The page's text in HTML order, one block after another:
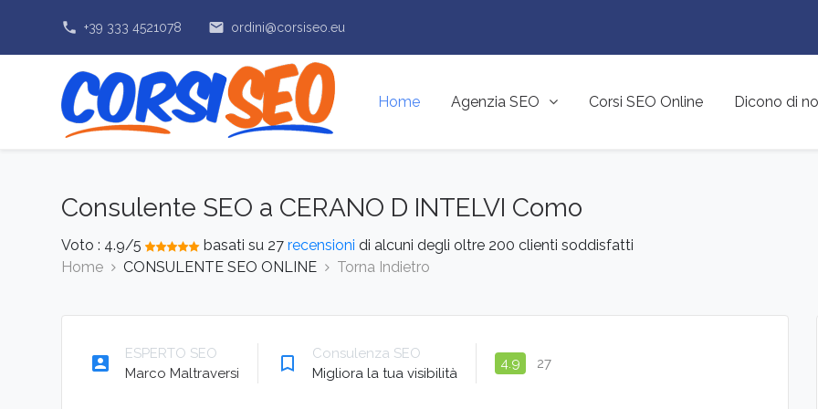
phone +39 333 4521078 email ordini@corsiseo.eu
Home Agenzia SEO Corsi SEO Online Dicono di
Consulente SEO a CERANO D INTELVI Como
Voto : 4.9/5 basati su 27 recensioni di alcuni degli oltre 200 clienti soddisfatti
Home
CONSULENTE SEO ONLINE Torna Indietro
account_box
ESPERTO SEO
Marco Maltraversi
bookmark_border
Consulenza SEO
Migliora la tua visibilità
4.9 27